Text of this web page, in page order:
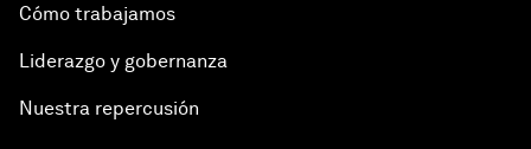
Cómo trabajamos
Liderazgo y gobernanza
Nuestra repercusión